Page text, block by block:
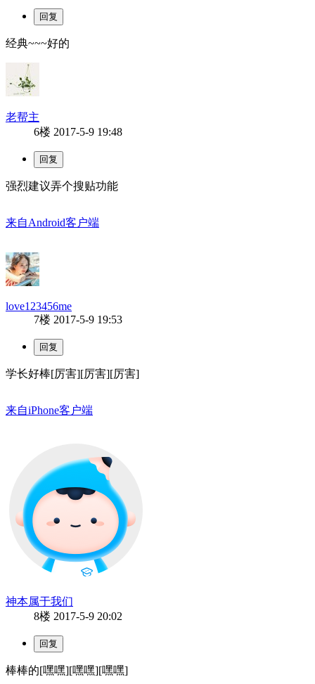
经典~~~好的
老帮主
6楼 2017-5-9 19:48
强烈建议弄个搜贴功能
来自Android客户端
love123456me
7楼 2017-5-9 19:53
学长好棒[厉害][厉害][厉害]
来自iPhone客户端
神本属于我们
8楼 2017-5-9 20:02
棒棒的[嘿嘿][嘿嘿][嘿嘿]